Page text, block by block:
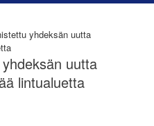
yhdeksän uutta
uutta
lintualuetta